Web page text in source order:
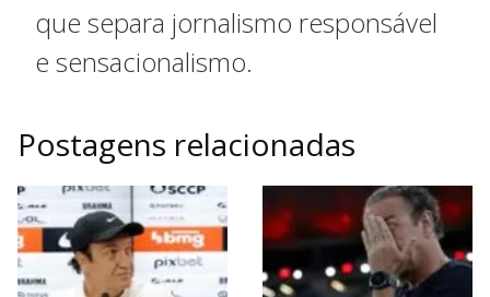
que separa jornalismo responsável
e sensacionalismo.
Postagens relacionadas